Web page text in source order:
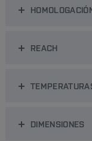
REACH
DIMENSIONES